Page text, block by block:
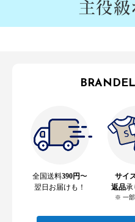
全国送料390円〜
翌日お届けも！
サイ
返品承
※ 一部